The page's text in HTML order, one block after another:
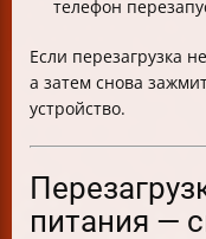
телефон
Если перезагрузка
а затем снова
устройство.
питания —